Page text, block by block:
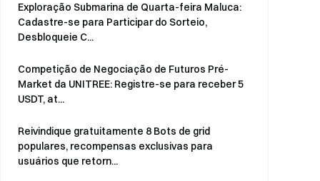
Exploração Submarina de Quarta-feira Maluca:
Cadastre-se para Participar do Sorteio,
Desbloqueie C...
Competição de Negociação de Futuros Pré-
Market da UNITREE: Registre-se para receber 5
USDT, at...
Reivindique gratuitamente 8 Bots de grid
populares, recompensas exclusivas para
usuários que retorn...